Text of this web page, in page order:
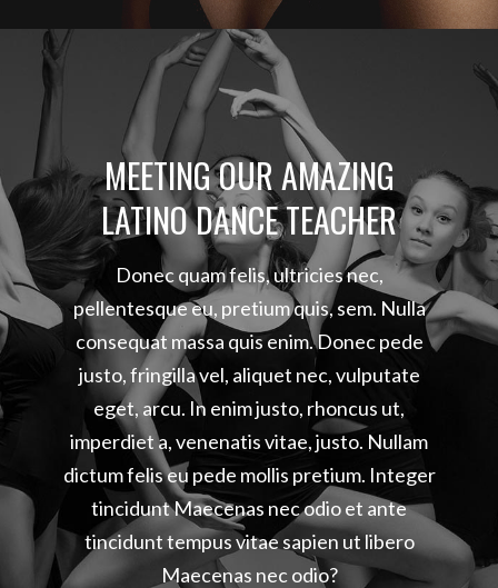
MEETING OUR AMAZING
LATINO DANCE TEACHER
Donec quam felis, ultricies nec,
pellentesque eu, pretium quis, sem. Nulla
consequat massa quis enim. Donec pede
justo, fringilla vel, aliquet nec, vulputate
eget, arcu. In enim justo, rhoncus ut,
imperdiet a, venenatis vitae, justo. Nullam
dictum felis eu pede mollis pretium. Integer
tincidunt Maecenas nec odio et ante
tincidunt tempus vitae sapien ut libero
Maecenas nec odio?